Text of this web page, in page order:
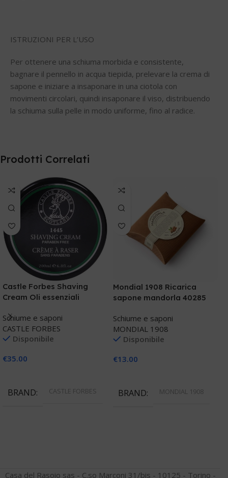
ISTRUZIONI PER L’USO
Per ottenere una schiuma morbida e consistente,
bagnare il pennello in acqua tiepida, prelevare la crema di
sapone e iniziare a insaponare in una ciotola con
movimenti circolari, quindi insaponare il viso, distribuendo
la schiuma sulla pelle in modo uniforme, fino al radice.
Prodotti Correlati
Castle Forbes Shaving
Cream Oli essenziali
Schiume e saponi
CASTLE FORBES
Disponibile
€35.00
BRAND CASTLE FORBES
Mondial 1908 Ricarica
sapone mandorla 40285
Schiume e saponi
MONDIAL 1908
Disponibile
€13.00
BRAND MONDIAL 1908
Casa del Rasoio sas - C.so Marconi 31/bis - 10125 - Torino -